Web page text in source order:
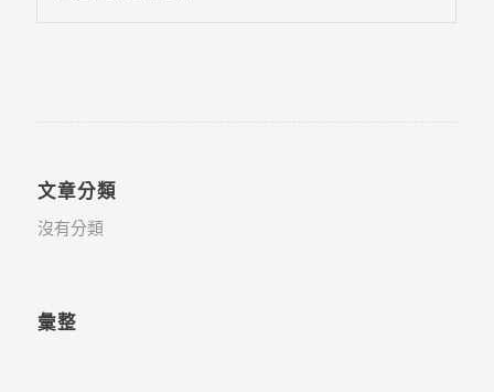
文章分類
沒有分類
彙整